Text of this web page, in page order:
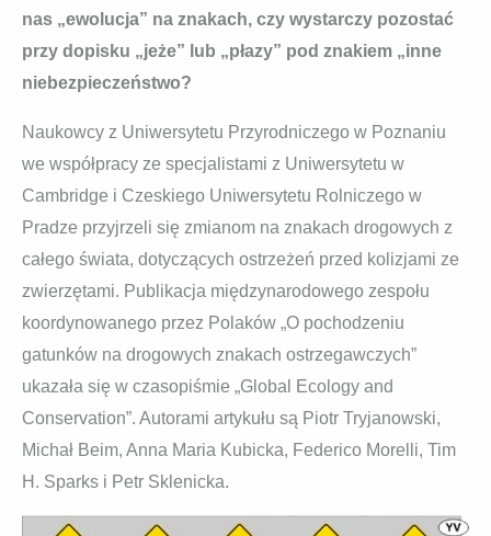
nas „ewolucja” na znakach, czy wystarczy pozostać
przy dopisku „jeże” lub „płazy” pod znakiem „inne
niebezpieczeństwo?
Naukowcy z Uniwersytetu Przyrodniczego w Poznaniu
we współpracy ze specjalistami z Uniwersytetu w
Cambridge i Czeskiego Uniwersytetu Rolniczego w
Pradze przyjrzeli się zmianom na znakach drogowych z
całego świata, dotyczących ostrzeżeń przed kolizjami ze
zwierzętami. Publikacja międzynarodowego zespołu
koordynowanego przez Polaków „O pochodzeniu
gatunków na drogowych znakach ostrzegawczych”
ukazała się w czasopiśmie „Global Ecology and
Conservation”. Autorami artykułu są Piotr Tryjanowski,
Michał Beim, Anna Maria Kubicka, Federico Morelli, Tim
H. Sparks i Petr Sklenicka.